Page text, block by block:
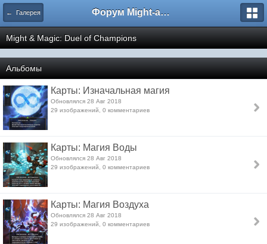
← Галерея Форум Might-and-Magic.ru
Might & Magic: Duel of Champions
Альбомы
Карты: Изначальная магия
Обновлялся 28 Авг 2018
29 изображений, 0 комментариев
Карты: Магия Воды
Обновлялся 28 Авг 2018
29 изображений, 0 комментариев
Карты: Магия Воздуха
Обновлялся 28 Авг 2018
29 изображений, 0 комментариев